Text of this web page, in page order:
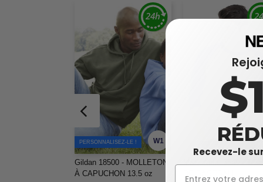
W1
PERSONNALISEZ-LE !
Gildan 18500 - MOLLETON
À CAPUCHON 13.5 oz
Recevez-le